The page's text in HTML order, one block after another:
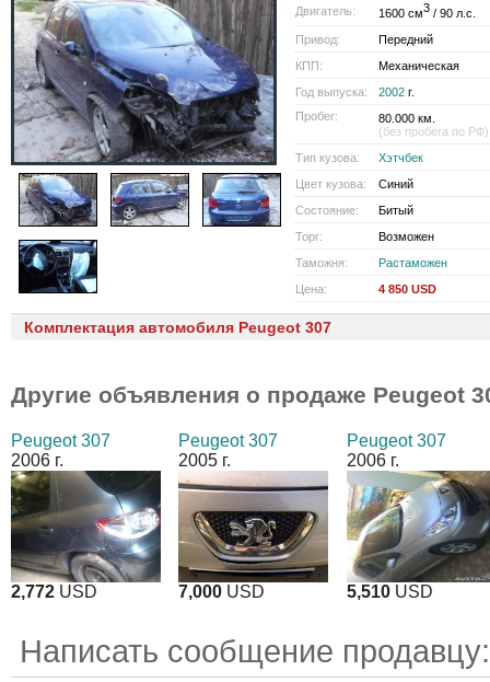
Двигатель: 1600 см3 / 90 л.с.
Привод:
Передний
КПП:
Механическая
Год выпуска:
2002 г.
Пробег:
80.000 км.
(без пробега по РФ)
Тип кузова:
Хэтчбек
Цвет кузова:
Синий
Состояние:
Битый
Торг:
Возможен
Таможня:
Растаможен
Цена:
4 850 USD
Комплектация автомобиля Peugeot 307
Другие объявления о продаже Peugeot
Peugeot 307
2006 г.
2,772 USD
Peugeot 307
2005 г.
7,000 USD
Peugeot 307
2006 г.
5,510 USD
Написать сообщение